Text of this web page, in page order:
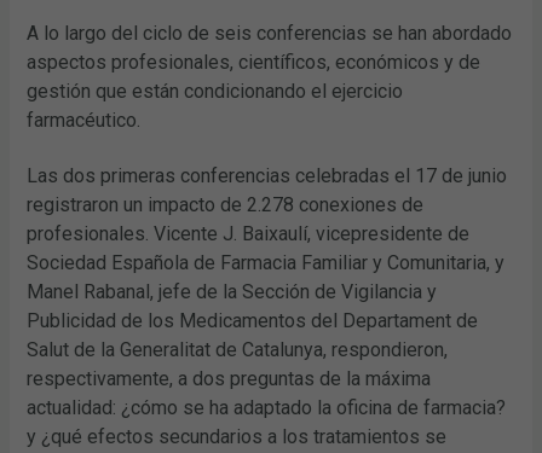
A lo largo del ciclo de seis conferencias se han abordado
aspectos profesionales, científicos, económicos y de
gestión que están condicionando el ejercicio
farmacéutico.
Las dos primeras conferencias celebradas el 17 de junio
registraron un impacto de 2.278 conexiones de
profesionales. Vicente J. Baixaulí, vicepresidente de
Sociedad Española de Farmacia Familiar y Comunitaria, y
Manel Rabanal, jefe de la Sección de Vigilancia y
Publicidad de los Medicamentos del Departament de
Salut de la Generalitat de Catalunya, respondieron,
respectivamente, a dos preguntas de la máxima
actualidad: ¿cómo se ha adaptado la oficina de farmacia?
y ¿qué efectos secundarios a los tratamientos se